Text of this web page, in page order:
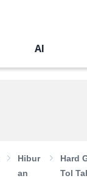
AI
Hibur
An
Hard
Tol